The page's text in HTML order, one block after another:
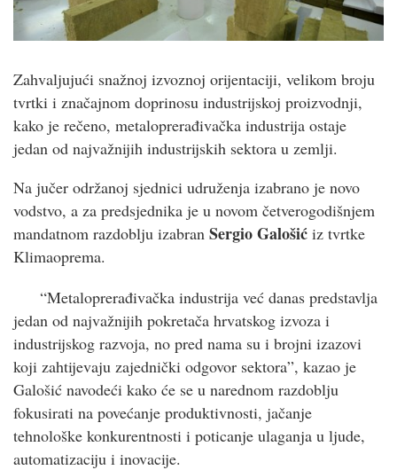
Zahvaljujući snažnoj izvoznoj orijentaciji, velikom broju
tvrtki i značajnom doprinosu industrijskoj proizvodnji,
kako je rečeno, metaloprerađivačka industrija ostaje
jedan od najvažnijih industrijskih sektora u zemlji.
Na jučer održanoj sjednici udruženja izabrano je novo
vodstvo, a za predsjednika je u novom četverogodišnjem
mandatnom razdoblju izabran Sergio Galošić iz tvrtke
Klimaoprema.
“Metaloprerađivačka industrija već danas predstavlja
jedan od najvažnijih pokretača hrvatskog izvoza i
industrijskog razvoja, no pred nama su i brojni izazovi
koji zahtijevaju zajednički odgovor sektora”, kazao je
Galošić navodeći kako će se u narednom razdoblju
fokusirati na povećanje produktivnosti, jačanje
tehnološke konkurentnosti i poticanje ulaganja u ljude,
automatizaciju i inovacije.